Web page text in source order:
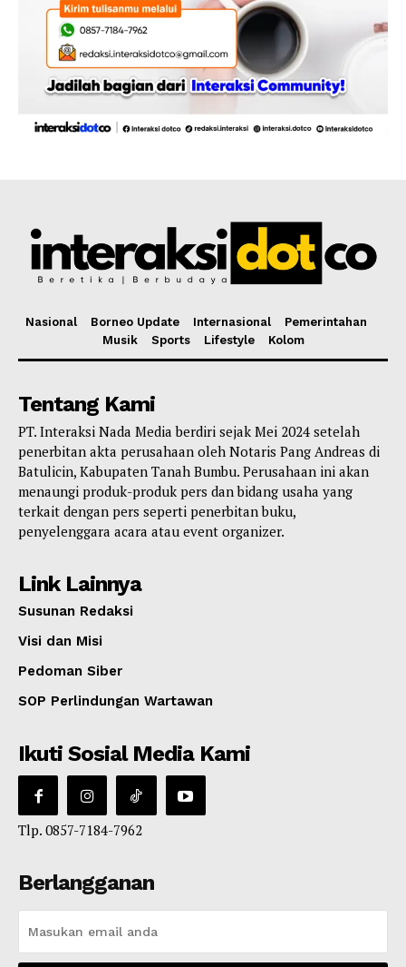
Nasional Borneo Update Internasional
Pemerintahan
Musik
Sports Lifestyle Kolom
Tentang Kami
PT. Interaksi Nada Media berdiri sejak Mei 2024 setelah
penerbitan akta perusahaan oleh Notaris Pang Andreas di
Batulicin, Kabupaten Tanah Bumbu. Perusahaan ini akan
menaungi produk-produk pers dan bidang usaha yang
terkait dengan pers seperti penerbitan buku,
penyelenggara acara atau event organizer.
Link Lainnya
Susunan Redaksi
Visi dan Misi
Pedoman Siber
SOP Perlindungan Wartawan
Ikuti Sosial Media Kami
Tlp. 0857-7184-7962
Berlangganan